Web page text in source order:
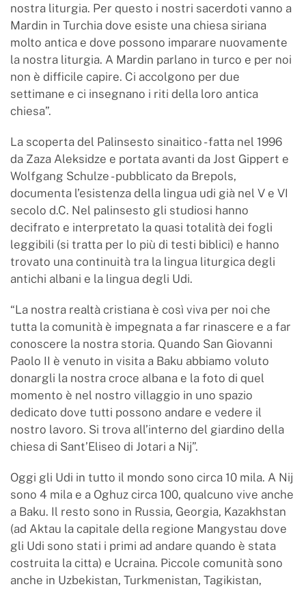
nostra liturgia. Per questo i nostri sacerdoti vanno a
Mardin in Turchia dove esiste una chiesa siriana
molto antica e dove possono imparare nuovamente
la nostra liturgia. A Mardin parlano in turco e per noi
non è difficile capire. Ci accolgono per due
settimane e ci insegnano i riti della loro antica
chiesa”.
La scoperta del Palinsesto sinaitico - fatta nel 1996
da Zaza Aleksidze e portata avanti da Jost Gippert e
Wolfgang Schulze - pubblicato da Brepols,
documenta l’esistenza della lingua udi già nel V e VI
secolo d.C. Nel palinsesto gli studiosi hanno
decifrato e interpretato la quasi totalità dei fogli
leggibili (si tratta per lo più di testi biblici) e hanno
trovato una continuità tra la lingua liturgica degli
antichi albani e la lingua degli Udi.
“La nostra realtà cristiana è così viva per noi che
tutta la comunità è impegnata a far rinascere e a far
conoscere la nostra storia. Quando San Giovanni
Paolo II è venuto in visita a Baku abbiamo voluto
donargli la nostra croce albana e la foto di quel
momento è nel nostro villaggio in uno spazio
dedicato dove tutti possono andare e vedere il
nostro lavoro. Si trova all’interno del giardino della
chiesa di Sant’Eliseo di Jotari a Nij”.
Oggi gli Udi in tutto il mondo sono circa 10 mila. A Nij
sono 4 mila e a Oghuz circa 100, qualcuno vive anche
a Baku. Il resto sono in Russia, Georgia, Kazakhstan
(ad Aktau la capitale della regione Mangystau dove
gli Udi sono stati i primi ad andare quando è stata
costruita la citta) e Ucraina. Piccole comunità sono
anche in Uzbekistan, Turkmenistan, Tagikistan,